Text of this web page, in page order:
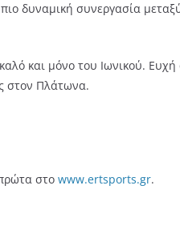
δυναμική συνεργασία
και μόνο του Ιωνικού.
στον Πλάτωνα.
στο www.ertsports.gr.